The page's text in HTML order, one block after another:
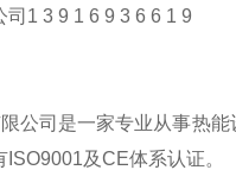
司1 3 9 1 6 9 3 6 6 1 9
限公司是一家专业从事热
及CE体系认证。